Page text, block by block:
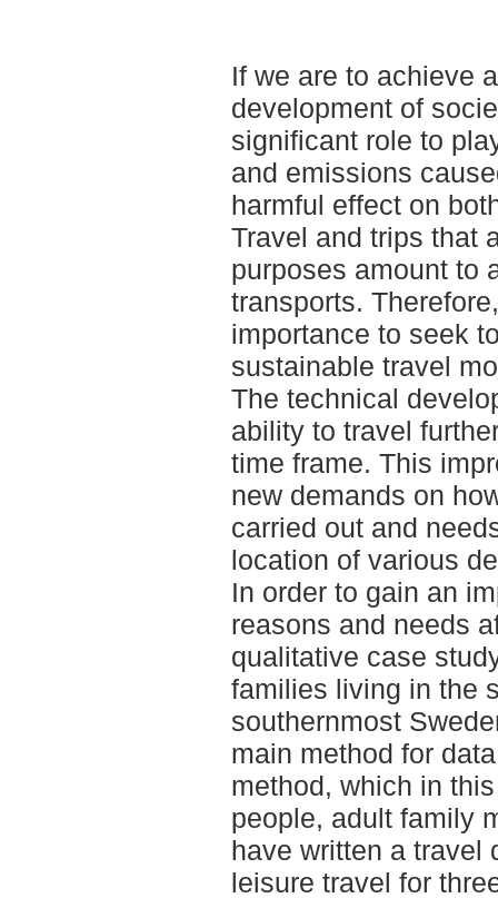
If we are to achieve
development of
significant role to
and emissions
harmful effect on
Travel and trips that
purposes amount to
transports.
importance to seek
sustainable travel
The technical
ability to travel
time frame. This
new demands on
carried out and
location of various
In order to gain an
reasons and needs
qualitative case
families living in the
southernmost
main method for
method, which in
people, adult family
have written a travel
leisure travel for